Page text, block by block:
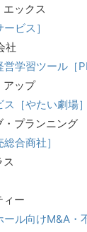
ックス
ビス］
社
営学習ツール［
ップ
ス［やたい劇場
プランニング
総合商社］
ー
ール向けM&A・